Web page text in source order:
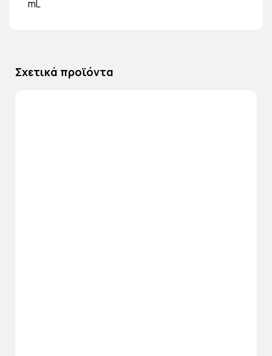
mL
Σχετικά προϊόντα